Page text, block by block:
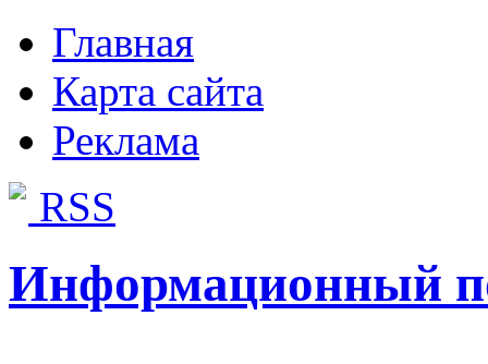
Главная
Карта сайта
Реклама
RSS
Информационный